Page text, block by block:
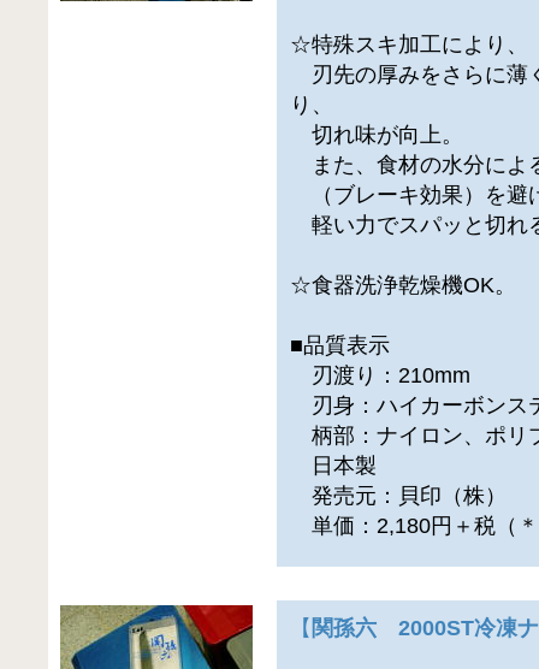
☆特殊スキ加工により、
刃先の厚みをさらに薄
り、
切れ味が向上。
また、食材の水分によ
（ブレーキ効果）を避
軽い力でスパッと切れ
☆食器洗浄乾燥機OK。
■品質表示
刃渡り：210mm
刃身：ハイカーボンス
柄部：ナイロン、ポリ
日本製
発売元：貝印（株）
単価：2,180円＋税（
【 関孫六 2000ST冷凍